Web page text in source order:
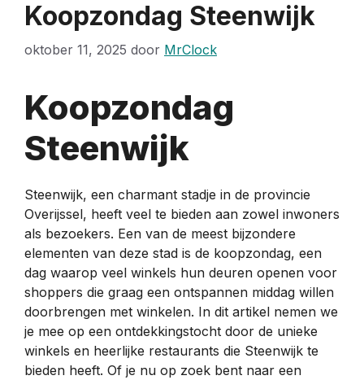
Koopzondag Steenwijk
oktober 11, 2025 door MrClock
Koopzondag
Steenwijk
Steenwijk, een charmant stadje in de provincie
Overijssel, heeft veel te bieden aan zowel inwoners
als bezoekers. Een van de meest bijzondere
elementen van deze stad is de koopzondag, een
dag waarop veel winkels hun deuren openen voor
shoppers die graag een ontspannen middag willen
doorbrengen met winkelen. In dit artikel nemen we
je mee op een ontdekkingstocht door de unieke
winkels en heerlijke restaurants die Steenwijk te
bieden heeft. Of je nu op zoek bent naar een